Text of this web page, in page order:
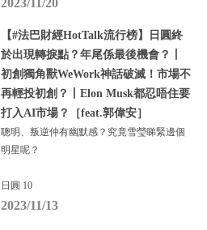
2023/11/20
【#法巴財經HotTalk流行榜】日圓終
於出現轉捩點？年尾係最後機會？丨
初創獨角獸WeWork神話破滅！市場不
再輕投初創？丨Elon Musk都忍唔住要
打入AI市場？［feat.郭偉安］
聰明、叛逆仲有幽默感？究竟雪瑩睇緊邊個
明星呢？
日圓 10
2023/11/13